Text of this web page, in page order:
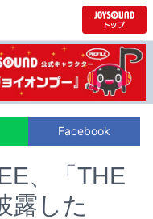
Facebook
、「THE
露した